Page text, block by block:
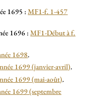
1695 :MF1-f. 1-457
1696 :MF1-Début à f.
1698.
1699 (janvier-avril).
1699 (mai-août).
1699 (septembre